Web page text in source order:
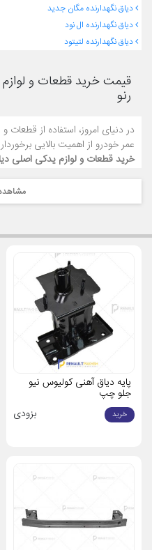
دیاق نگهدارنده مگان جدید
دیاق نگهدارنده ال نود
دیاق نگهدارنده لتیتود
قیمت خرید قطعات و
رنو
در دنیای امروز، استفاده از
عمر خودرو از اهمیت بالایی
خرید قطعات و لوازم یدکی اصلی
اهمیت
رنو
استفاده از قطعات اورجینال نه
است، بلکه بهبود ایمنی و عملکرد
برخی از مزایای استفاده از قطعات
کیفیت و دوام بالا:
قطعات
شده‌اند که در طول زمان
ایمنی بیشتر:استفاده از
قطعات تقلبی جلوگیری می‌کند.
تضمین گارانتی:
تامین
اطمینان مشتریان می‌شود.
آشنایی با دیاق
دیاق نگهدارنده به عنوان یکی
قطعات خودرو عمل می‌کند. این
پایه دیاق آهنی کولیوس نیو
جلو چپ
خرید بزودی